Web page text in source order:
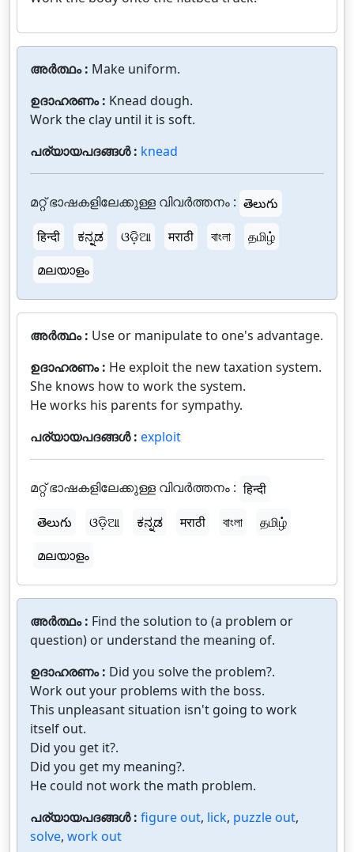
അർത്ഥം : Make uniform.
ഉദാഹരണം : Knead dough.
Work the clay until it is soft.
പര്യായപദങ്ങൾ : knead
മറ്റ് ഭാഷകളിലേക്കുള്ള വിവർത്തനം : తెలుగు
हिन्दी
ಕನ್ನಡ ଓଡ଼ିଆ मराठी বাংলা
தமிழ்
മലയാളം
അർത്ഥം : Use or manipulate to one's advantage.
ഉദാഹരണം : He exploit the new taxation system.
She knows how to work the system.
He works his parents for sympathy.
പര്യായപദങ്ങൾ : exploit
മറ്റ് ഭാഷകളിലേക്കുള്ള വിവർത്തനം : हिन्दी
తెలుగు
ଓଡ଼ିଆ ಕನ್ನಡ मराठी বাংলা
தமிழ்
മലയാളം
അർത്ഥം : Find the solution to (a problem or
question) or understand the meaning of.
ഉദാഹരണം : Did you solve the problem?.
Work out your problems with the boss.
This unpleasant situation isn't going to work
itself out.
Did you get it?.
Did you get my meaning?.
He could not work the math problem.
പര്യായപദങ്ങൾ : figure out, lick, puzzle out,
solve, work out